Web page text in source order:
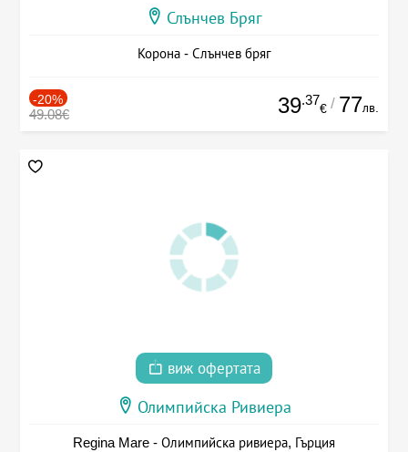
Слънчев Бряг
Корона - Слънчев бряг
-20%
49.08€ 39.37
€ / 77лв.
виж офертата
Олимпийска Ривиера
Regina Mare - Олимпийска ривиера, Гърция